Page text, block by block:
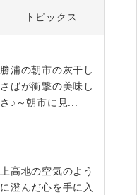
トピックス
勝浦の朝市の灰干し
さばが衝撃の美味し
さ♪～朝市に見...
上高地の空気のよう
に澄んだ心を手に入